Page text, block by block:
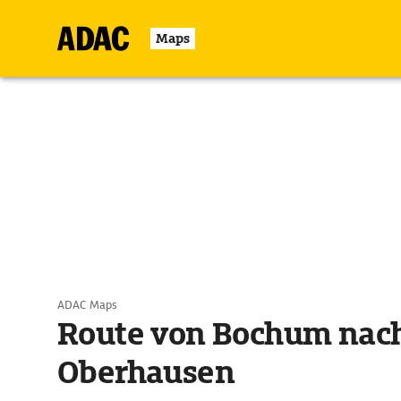
Maps
ADAC Maps
Route von Bochum
Oberhausen